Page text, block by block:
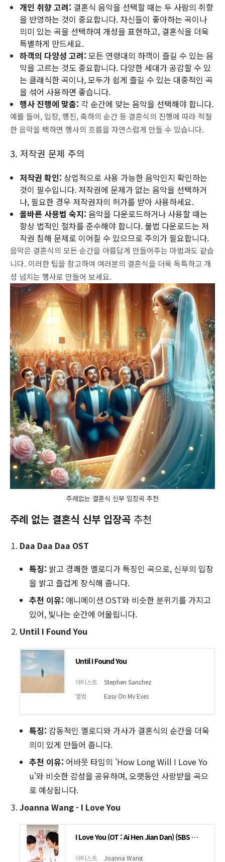
개인 취향 고려: 결혼식 음악을 선택할 때는 두 사람의 취향
을 반영하는 것이 중요합니다. 자신들이 좋아하는 곡이나
의미 있는 곡을 선택하여 개성을 표현하고, 결혼식을 더욱
특별하게 만드세요.
하객의 다양성 고려: 모든 연령대의 하객이 즐길 수 있는 음
악을 고르는 것도 중요합니다. 다양한 세대가 공감할 수 있
는 클래식한 곡이나, 모두가 쉽게 즐길 수 있는 대중적인 곡
을 섞어 사용하면 좋습니다.
행사 진행에 맞춤: 각 순간에 맞는 음악을 선택해야 합니다.
예를 들어, 입장, 행진, 축하의 순간 등 결혼식의 진행에 따라 적절
한 음악을 택하면 행사의 흐름을 자연스럽게 만들 수 있습니다.
3. 저작권 문제 주의
저작권 확인: 상업적으로 사용 가능한 음악인지 확인하는
것이 필수입니다. 저작권에 문제가 없는 음악을 선택하거
나, 필요한 경우 저작권자의 허가를 받아 사용하세요.
올바른 사용법 숙지: 음악을 다운로드하거나 사용할 때는
항상 법적인 절차를 준수해야 합니다. 불법 다운로드는 저
작권 침해 문제로 이어질 수 있으므로 주의가 필요합니다.
음악은 결혼식의 모든 순간을 아름답게 만들어주는 마법과도 같습
니다. 이러한 팁을 참고하여 여러분의 결혼식을 더욱 독특하고 개
성 넘치는 행사로 만들어 보세요.
주례없는 결혼식 신부 입장곡 추천
주례 없는 결혼식 신부 입장곡 추천
Daa Daa Daa OST
특징: 밝고 경쾌한 멜로디가 특징인 곡으로, 신부의 입장
을 밝고 즐겁게 장식해 줍니다.
추천 이유: 애니메이션 OST와 비슷한 분위기를 가지고
있어, 빛나는 순간에 어울립니다.
Until I Found You
Until I Found You
아티스트
Stephen Sanchez
앨범
Easy On My Eyes
특징: 감동적인 멜로디와 가사가 결혼식의 순간을 더욱
의미 있게 만들어 줍니다.
추천 이유: 어바웃 타임의 'How Long Will I Love Yo
u'와 비슷한 감성을 공유하며, 오랫동안 사랑받을 곡으
로 예상됩니다.
Joanna Wang - I Love You
I Love You (OT : Ai Hen Jian Dan) (SBS 드라마 따뜻한 말 한마디 OST 호란 'I Love You' 원곡)
아티스트 Joanna Wang